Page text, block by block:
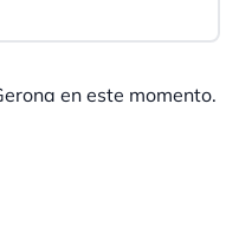
en este momento.